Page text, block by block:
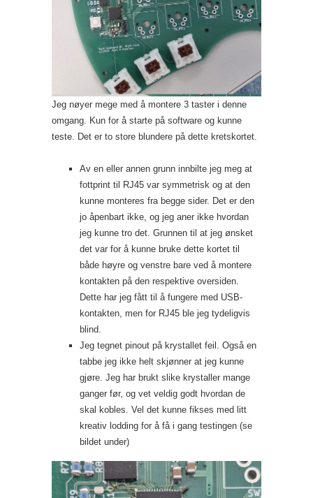
Jeg nøyer mege med å montere 3 taster i denne
omgang. Kun for å starte på software og kunne
teste. Det er to store blundere på dette kretskortet.
Av en eller annen grunn innbilte jeg meg at
fottprint til RJ45 var symmetrisk og at den
kunne monteres fra begge sider. Det er den
jo åpenbart ikke, og jeg aner ikke hvordan
jeg kunne tro det. Grunnen til at jeg ønsket
det var for å kunne bruke dette kortet til
både høyre og venstre bare ved å montere
kontakten på den respektive oversiden.
Dette har jeg fått til å fungere med USB-
kontakten, men for RJ45 ble jeg tydeligvis
blind.
Jeg tegnet pinout på krystallet feil. Også en
tabbe jeg ikke helt skjønner at jeg kunne
gjøre. Jeg har brukt slike krystaller mange
ganger før, og vet veldig godt hvordan de
skal kobles. Vel det kunne fikses med litt
kreativ lodding for å få i gang testingen (se
bildet under)